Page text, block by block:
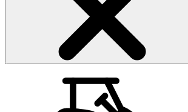
ショッピングカート 0)